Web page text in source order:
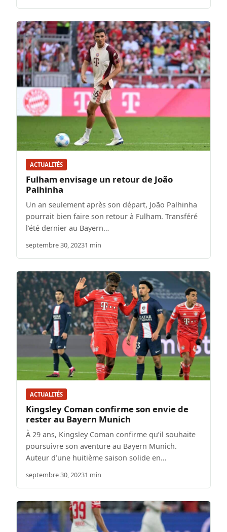
ACTUALITÉS
Fulham envisage un retour de João
Palhinha
Un an seulement après son départ, João Palhinha
pourrait bien faire son retour à Fulham. Transféré
l’été dernier au Bayern…
septembre 30, 20231 min
ACTUALITÉS
Kingsley Coman confirme son envie de
rester au Bayern Munich
À 29 ans, Kingsley Coman confirme qu’il souhaite
poursuivre son aventure au Bayern Munich.
Auteur d’une huitième saison solide en…
septembre 30, 20231 min